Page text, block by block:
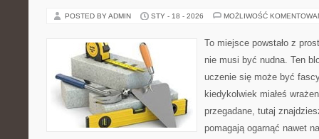
POSTED BY ADMIN STY - 18 - 2026 MOŻLIWOŚĆ
To miejsce powstało z
nie musi być nudna. Ten
uczenie się może być
kiedykolwiek miałeś
przegadane, tutaj
pomagają ogarnąć nawet